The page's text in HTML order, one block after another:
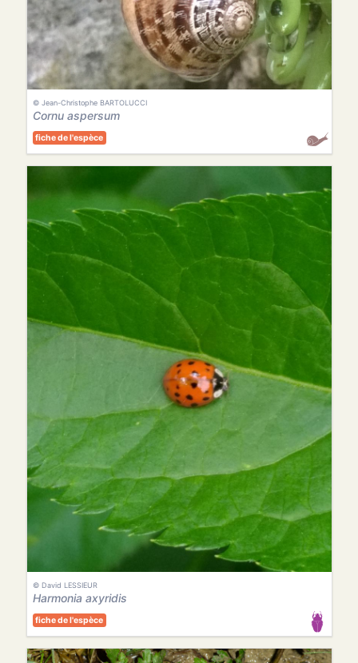
© Jean-Christophe BARTOLUCCI
Cornu aspersum
fiche de l'espèce
© David LESSIEUR
Harmonia axyridis
fiche de l'espèce